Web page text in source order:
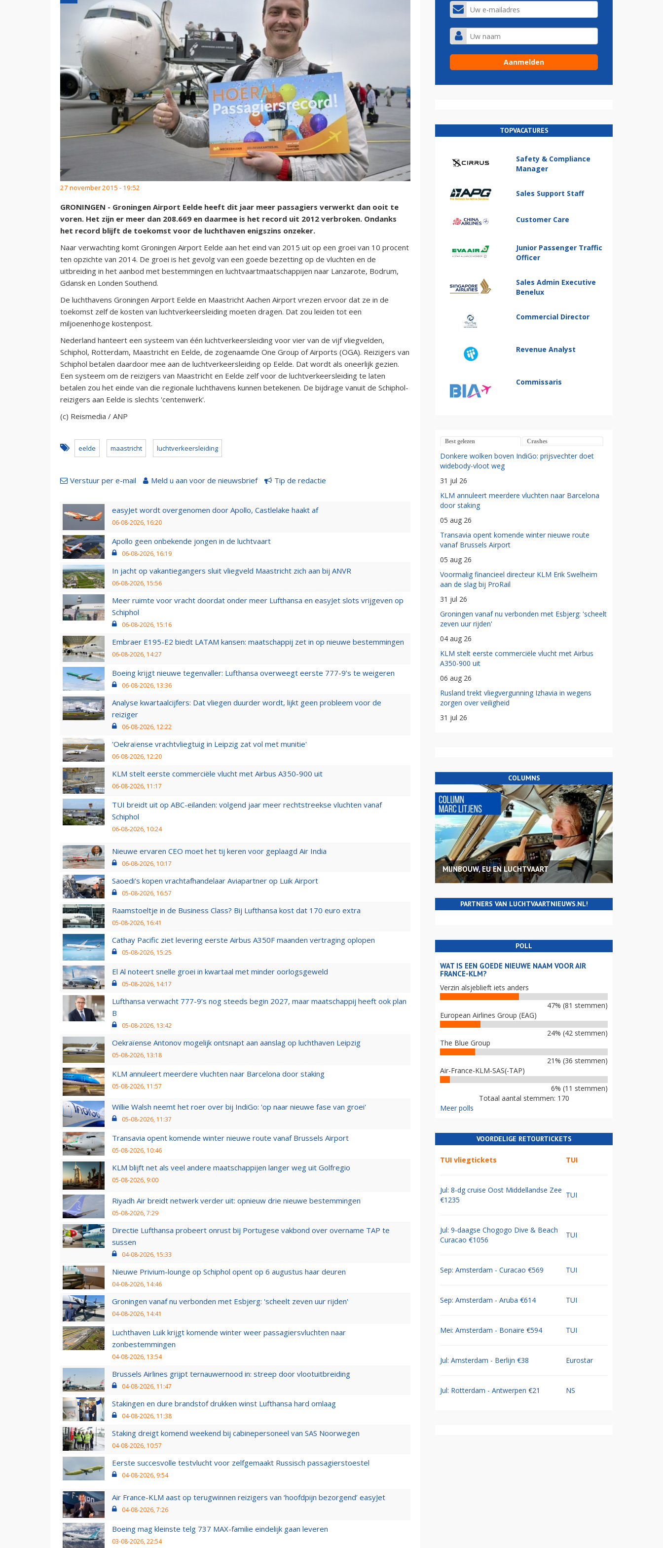
27 november 2015 - 19:52
GRONINGEN - Groningen Airport Eelde heeft dit jaar meer passagiers verwerkt dan ooit te
voren. Het zijn er meer dan 208.669 en daarmee is het record uit 2012 verbroken. Ondanks
het record blijft de toekomst voor de luchthaven enigszins onzeker.
Naar verwachting komt Groningen Airport Eelde aan het eind van 2015 uit op een groei van 10 procent
ten opzichte van 2014. De groei is het gevolg van een goede bezetting op de vluchten en de
uitbreiding in het aanbod met bestemmingen en luchtvaartmaatschappijen naar Lanzarote, Bodrum,
Gdansk en Londen Southend.
De luchthavens Groningen Airport Eelde en Maastricht Aachen Airport vrezen ervoor dat ze in de
toekomst zelf de kosten van luchtverkeersleiding moeten dragen. Dat zou leiden tot een
miljoenenhoge kostenpost.
Nederland hanteert een systeem van één luchtverkeersleiding voor vier van de vijf vliegvelden,
Schiphol, Rotterdam, Maastricht en Eelde, de zogenaamde One Group of Airports (OGA). Reizigers van
Schiphol betalen daardoor mee aan de luchtverkeersleiding op Eelde. Dat wordt als oneerlijk gezien.
Een systeem om de reizigers van Maastricht en Eelde zelf voor de luchtverkeersleiding te laten
betalen zou het einde van die regionale luchthavens kunnen betekenen. De bijdrage vanuit de Schiphol-
reizigers aan Eelde is slechts 'centenwerk'.
(c) Reismedia / ANP
eelde maastricht luchtverkeersleiding
Verstuur per e-mail Meld u aan voor de nieuwsbrief Tip de redactie
easyJet wordt overgenomen door Apollo, Castlelake haakt af
06-08-2026, 16:20
Apollo geen onbekende jongen in de luchtvaart
06-08-2026, 16:19
In jacht op vakantiegangers sluit vliegveld Maastricht zich aan bij ANVR
06-08-2026, 15:56
Meer ruimte voor vracht doordat onder meer Lufthansa en easyJet slots vrijgeven op
Schiphol
06-08-2026, 15:16
Embraer E195-E2 biedt LATAM kansen: maatschappij zet in op nieuwe bestemmingen
06-08-2026, 14:27
Boeing krijgt nieuwe tegenvaller: Lufthansa overweegt eerste 777-9’s te weigeren
06-08-2026, 13:36
Analyse kwartaalcijfers: Dat vliegen duurder wordt, lijkt geen probleem voor de
reiziger
06-08-2026, 12:22
'Oekraïense vrachtvliegtuig in Leipzig zat vol met munitie'
06-08-2026, 12:20
KLM stelt eerste commerciële vlucht met Airbus A350-900 uit
06-08-2026, 11:17
TUI breidt uit op ABC-eilanden: volgend jaar meer rechtstreekse vluchten vanaf
Schiphol
06-08-2026, 10:24
Nieuwe ervaren CEO moet het tij keren voor geplaagd Air India
06-08-2026, 10:17
Saoedi’s kopen vrachtafhandelaar Aviapartner op Luik Airport
05-08-2026, 16:57
Raamstoeltje in de Business Class? Bij Lufthansa kost dat 170 euro extra
05-08-2026, 16:41
Cathay Pacific ziet levering eerste Airbus A350F maanden vertraging oplopen
05-08-2026, 15:25
El Al noteert snelle groei in kwartaal met minder oorlogsgeweld
05-08-2026, 14:17
Lufthansa verwacht 777-9’s nog steeds begin 2027, maar maatschappij heeft ook plan
B
05-08-2026, 13:42
Oekraïense Antonov mogelijk ontsnapt aan aanslag op luchthaven Leipzig
05-08-2026, 13:18
KLM annuleert meerdere vluchten naar Barcelona door staking
05-08-2026, 11:57
Willie Walsh neemt het roer over bij IndiGo: 'op naar nieuwe fase van groei'
05-08-2026, 11:37
Transavia opent komende winter nieuwe route vanaf Brussels Airport
05-08-2026, 10:46
KLM blijft net als veel andere maatschappijen langer weg uit Golfregio
05-08-2026, 9:00
Riyadh Air breidt netwerk verder uit: opnieuw drie nieuwe bestemmingen
05-08-2026, 7:29
Directie Lufthansa probeert onrust bij Portugese vakbond over overname TAP te
sussen
04-08-2026, 15:33
Nieuwe Privium-lounge op Schiphol opent op 6 augustus haar deuren
04-08-2026, 14:46
Groningen vanaf nu verbonden met Esbjerg: 'scheelt zeven uur rijden'
04-08-2026, 14:41
Luchthaven Luik krijgt komende winter weer passagiersvluchten naar
zonbestemmingen
04-08-2026, 13:54
Brussels Airlines grijpt ternauwernood in: streep door vlootuitbreiding
04-08-2026, 11:47
Stakingen en dure brandstof drukken winst Lufthansa hard omlaag
04-08-2026, 11:38
Staking dreigt komend weekend bij cabinepersoneel van SAS Noorwegen
04-08-2026, 10:57
Eerste succesvolle testvlucht voor zelfgemaakt Russisch passagierstoestel
04-08-2026, 9:54
Air France-KLM aast op terugwinnen reizigers van ‘hoofdpijn bezorgend’ easyJet
04-08-2026, 7:26
Boeing mag kleinste telg 737 MAX-familie eindelijk gaan leveren
03-08-2026, 22:54
TOPVACATURES
Safety & Compliance
Manager
Sales Support Staff
Customer Care
Junior Passenger Traffic
Officer
Sales Admin Executive
Benelux
Commercial Director
Revenue Analyst
Commissaris
Best gelezen Crashes
Donkere wolken boven IndiGo: prijsvechter doet
widebody-vloot weg
31 jul 26
KLM annuleert meerdere vluchten naar Barcelona
door staking
05 aug 26
Transavia opent komende winter nieuwe route
vanaf Brussels Airport
05 aug 26
Voormalig financieel directeur KLM Erik Swelheim
aan de slag bij ProRail
31 jul 26
Groningen vanaf nu verbonden met Esbjerg: 'scheelt
zeven uur rijden'
04 aug 26
KLM stelt eerste commerciële vlucht met Airbus
A350-900 uit
06 aug 26
Rusland trekt vliegvergunning Izhavia in wegens
zorgen over veiligheid
31 jul 26
COLUMNS
MIJNBOUW, EU EN LUCHTVAART
PARTNERS VAN LUCHTVAARTNIEUWS.NL!
POLL
WAT IS EEN GOEDE NIEUWE NAAM VOOR AIR
FRANCE-KLM?
Verzin alsjeblieft iets anders
47% (81 stemmen)
European Airlines Group (EAG)
24% (42 stemmen)
The Blue Group
21% (36 stemmen)
Air-France-KLM-SAS(-TAP)
6% (11 stemmen)
Totaal aantal stemmen: 170
Meer polls
VOORDELIGE RETOURTICKETS
TUI vliegtickets TUI
Jul: 8-dg cruise Oost Middellandse Zee
€1235
TUI
Jul: 9-daagse Chogogo Dive & Beach
Curacao €1056
TUI
Sep: Amsterdam - Curacao €569 TUI
Sep: Amsterdam - Aruba €614 TUI
Mei: Amsterdam - Bonaire €594 TUI
Jul: Amsterdam - Berlijn €38 Eurostar
Jul: Rotterdam - Antwerpen €21 NS